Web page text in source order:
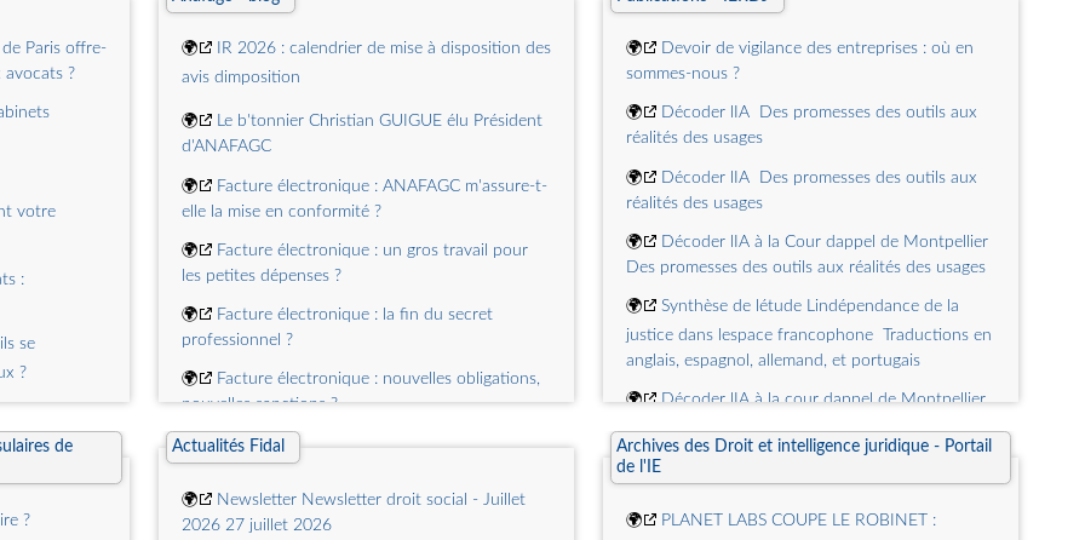
de
: au cur
Barreau
déchanges
Organisée
réunira les
2026
🌍
Violences sexistes et sexuelles : des fautes,
violence institutionnelle
interdit de plaider sans robe, même sous 40
degrés
🌍
La proposition de loi sur la présomption de
légitime défense pour les forces de lordre ne doit
🌍
Appel à mobilisation le 29 juin : Ensemble
libertés fondamentales
Le Quotidien du Médecin, du Pharmacien...
leur nouveau propriétaire
Zenitude : 7 résidences seniors en
redressement judiciaire, le ton se durcit avec les
investisseurs
de Paris offre-
?
votre
:
se
?
davocats
ChatGPT
🌍
IR 2026 : calendrier de mise à disposition des
avis dimposition
🌍
Le b'tonnier Christian GUIGUE élu Président
d'ANAFAGC
🌍
Facture électronique : ANAFAGC m'assure-t-
elle la mise en conformité ?
🌍
Facture électronique : un gros travail pour
les petites dépenses ?
🌍
Facture électronique : la fin du secret
professionnel ?
🌍
Facture électronique : nouvelles obligations,
nouvelles sanctions ?
🌍
Facture électronique : quels outils pour quels
usages ?
🌍 Facture électronique : êtes-vous concerné ?
🌍
Devoir de vigilance des entreprises : où en
sommes-nous ?
🌍
Décoder lIA  Des promesses des outils aux
réalités des usages
🌍
Décoder lIA  Des promesses des outils aux
réalités des usages
🌍
Décoder lIA à la Cour dappel de Montpellier 
Des promesses des outils aux réalités des usages
🌍
Synthèse de létude Lindépendance de la
justice dans lespace francophone  Traductions en
anglais, espagnol, allemand, et portugais
🌍
Décoder lIA à la cour dappel de Montpellier 
🌍
Lindépendance de la justice dans lespace
francophone
🌍
Synthèse de létude Les qualités
de
?
Actualités Fidal
🌍
Newsletter Newsletter droit social - Juillet
2026 27 juillet 2026
Archives des Droit et intelligence juridique - Portail
de l'IE
🌍
PLANET LABS COUPE LE ROBINET :